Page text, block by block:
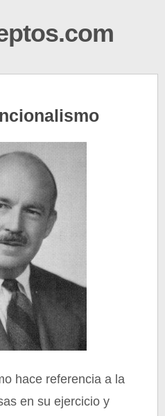
hace referencia a la
en su ejercicio y